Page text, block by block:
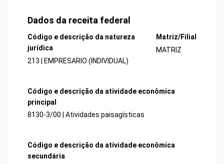
Dados da receita federal
Código e descrição da natureza
jurídica
213 | EMPRESARIO (INDIVIDUAL)
Matriz/Filial
MATRIZ
Código e descrição da atividade econômica
principal
8130-3/00 | Atividades paisagísticas
Código e descrição da atividade econômica
secundária